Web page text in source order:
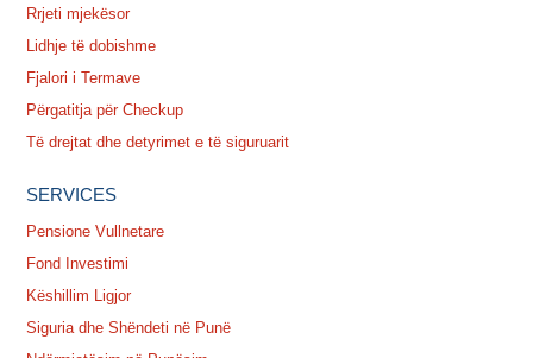
Rrjeti mjekësor
Lidhje të dobishme
Fjalori i Termave
Përgatitja për Checkup
Të drejtat dhe detyrimet e të siguruarit
SERVICES
Pensione Vullnetare
Fond Investimi
Këshillim Ligjor
Siguria dhe Shëndeti në Punë